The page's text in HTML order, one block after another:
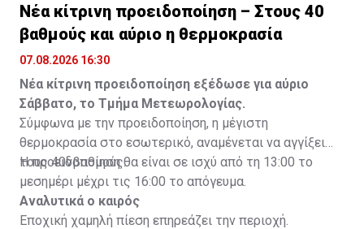
Νέα κίτρινη προειδοποίηση – Στους 40
βαθμούς και αύριο η θερμοκρασία
07.08.2026 16:30
Νέα κίτρινη προειδοποίηση εξέδωσε για αύριο
Σάββατο, το Τμήμα Μετεωρολογίας.
Σύμφωνα με την προειδοποίηση, η μέγιστη
θερμοκρασία στο εσωτερικό, αναμένεται να αγγίξει
τους 40νβαθμούς.
Η προειδοποίηση θα είναι σε ισχύ από τη 13:00 το
μεσημέρι μέχρι τις 16:00 το απόγευμα.
Αναλυτικά ο καιρός
Εποχική χαμηλή πίεση επηρεάζει την περιοχή.